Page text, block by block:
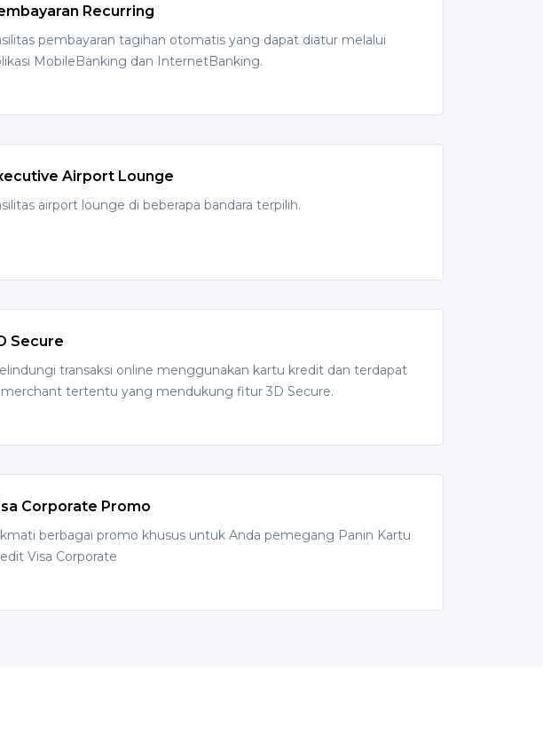
Recurring
pembayaran tagihan otomatis yang dapat diatur melalui
MobileBanking dan InternetBanking.
Airport Lounge
airport lounge di beberapa bandara terpilih.
Secure
transaksi online menggunakan kartu kredit dan terdapat
merchant tertentu yang mendukung fitur 3D Secure.
Corporate Promo
berbagai promo khusus untuk Anda pemegang Panin Kartu
Visa Corporate